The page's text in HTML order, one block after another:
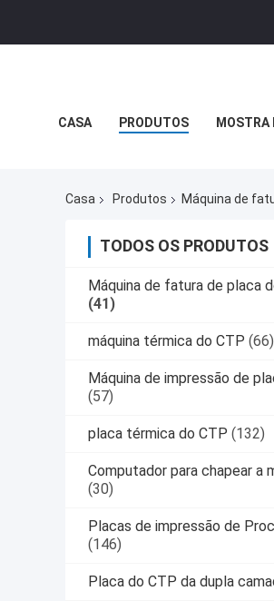
CASA PRODUTOS MOSTRA
Casa Produtos Máquina de
TODOS OS PRODUTOS
Máquina de fatura de placa
(41)
máquina térmica do CTP (66)
Máquina de impressão de
(57)
placa térmica do CTP (132)
Computador para chapear a
(30)
Placas de impressão de
(146)
Placa do CTP da dupla